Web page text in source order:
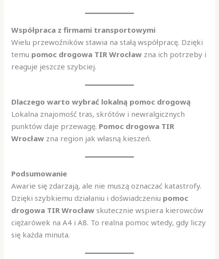
Współpraca z firmami transportowymi
Wielu przewoźników stawia na stałą współpracę. Dzięki
temu pomoc drogowa TIR Wrocław zna ich potrzeby i
reaguje jeszcze szybciej.
Dlaczego warto wybrać lokalną pomoc drogową
Lokalna znajomość tras, skrótów i newralgicznych
punktów daje przewagę. Pomoc drogowa TIR
Wrocław zna region jak własną kieszeń.
Podsumowanie
Awarie się zdarzają, ale nie muszą oznaczać katastrofy.
Dzięki szybkiemu działaniu i doświadczeniu pomoc
drogowa TIR Wrocław skutecznie wspiera kierowców
ciężarówek na A4 i A8. To realna pomoc wtedy, gdy liczy
się każda minuta.